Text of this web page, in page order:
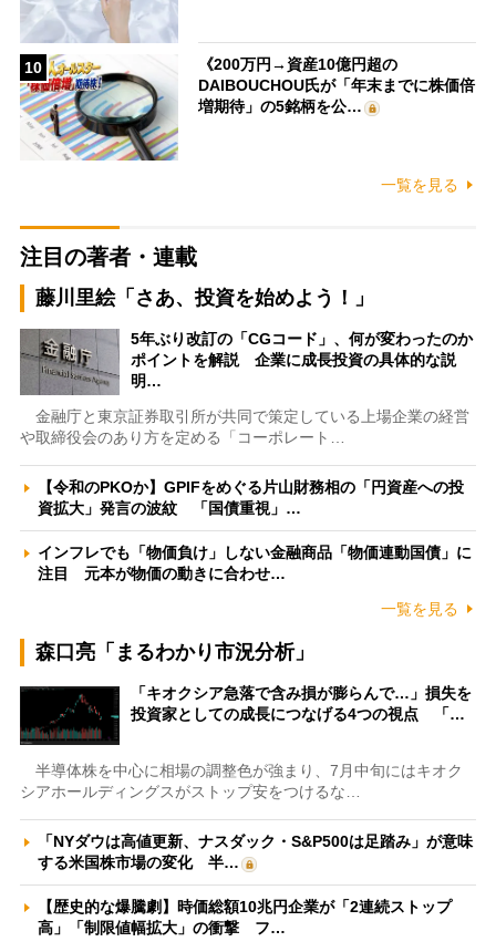
10
《200万円→資産10億円超の
DAIBOUCHOU氏が「年末までに株価倍
増期待」の5銘柄を公…
一覧を見る
注目の著者・連載
藤川里絵「さあ、投資を始めよう！」
5年ぶり改訂の「CGコード」、何が変わったのか
ポイントを解説 企業に成長投資の具体的な説
明…
金融庁と東京証券取引所が共同で策定している上場企業の経営
や取締役会のあり方を定める「コーポレート…
【令和のPKOか】GPIFをめぐる片山財務相の「円資産への投
資拡大」発言の波紋 「国債重視」…
インフレでも「物価負け」しない金融商品「物価連動国債」に
注目 元本が物価の動きに合わせ…
一覧を見る
森口亮「まるわかり市況分析」
「キオクシア急落で含み損が膨らんで…」損失を
投資家としての成長につなげる4つの視点 「…
半導体株を中心に相場の調整色が強まり、7月中旬にはキオク
シアホールディングスがストップ安をつけるな…
「NYダウは高値更新、ナスダック・S&P500は足踏み」が意味
する米国株市場の変化 半…
【歴史的な爆騰劇】時価総額10兆円企業が「2連続ストップ
高」「制限値幅拡大」の衝撃 フ…